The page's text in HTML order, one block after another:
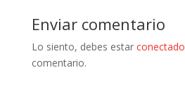
Enviar comentario
Lo siento, debes estar conectado
comentario.